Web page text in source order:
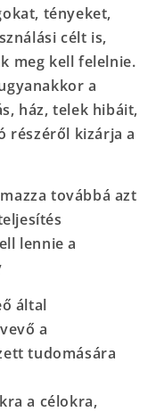
tényeket,
célt is,
meg kell felelnie.
a
ház, telek hibáit,
részéről kizárja a
továbbá azt
lennie a
által
a
tudomására
a célokra,